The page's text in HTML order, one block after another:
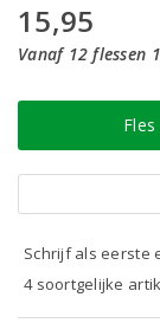
15,95
Vanaf 12 flessen
Fles
Schrijf als eerste
4 soortgelijke